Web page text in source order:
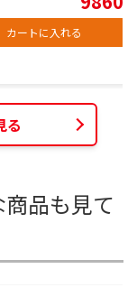
カートに入れる
る
品も見て